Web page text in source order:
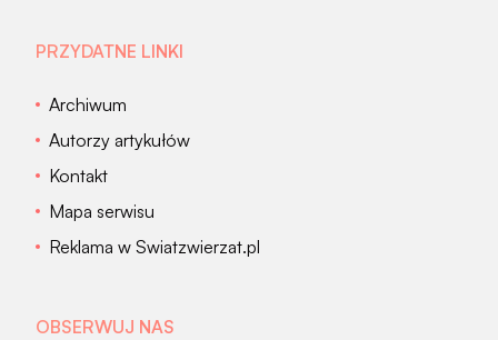
PRZYDATNE LINKI
Archiwum
Autorzy artykułów
Kontakt
Mapa serwisu
Reklama w Swiatzwierzat.pl
OBSERWUJ NAS